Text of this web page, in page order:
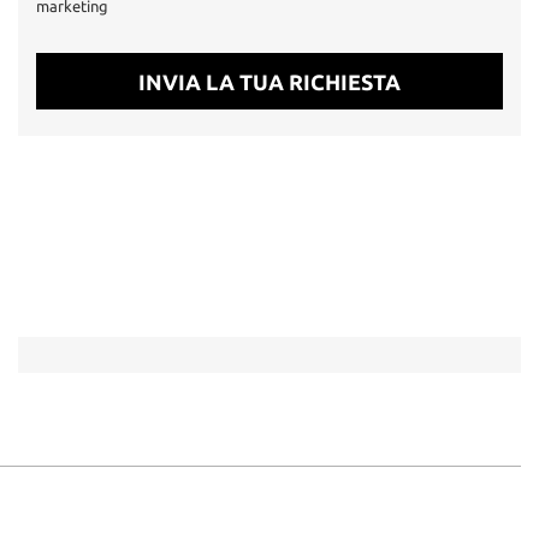
marketing
INVIA LA TUA RICHIESTA